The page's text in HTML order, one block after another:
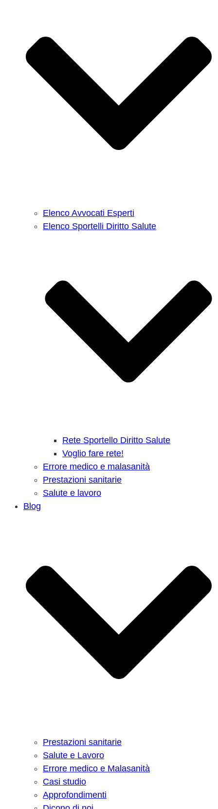
Elenco Avvocati Esperti
Elenco Sportelli Diritto Salute
Rete Sportello Diritto Salute
Voglio fare rete!
Errore medico e malasanità
Prestazioni sanitarie
Salute e lavoro
Blog
Prestazioni sanitarie
Salute e Lavoro
Errore medico e Malasanità
Casi studio
Approfondimenti